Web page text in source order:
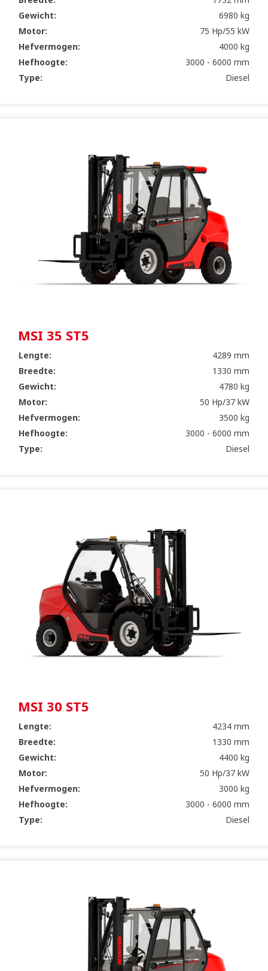
Gewicht:
6980 kg
Motor:
75 Hp/55 kW
Hefvermogen:
4000 kg
Hefhoogte:
3000 - 6000 mm
Type:
Diesel
MSI 35 ST5
Lengte:
4289 mm
Breedte:
1330 mm
Gewicht:
4780 kg
Motor:
50 Hp/37 kW
Hefvermogen:
3500 kg
Hefhoogte:
3000 - 6000 mm
Type:
Diesel
MSI 30 ST5
Lengte:
4234 mm
Breedte:
1330 mm
Gewicht:
4400 kg
Motor:
50 Hp/37 kW
Hefvermogen:
3000 kg
Hefhoogte:
3000 - 6000 mm
Type:
Diesel